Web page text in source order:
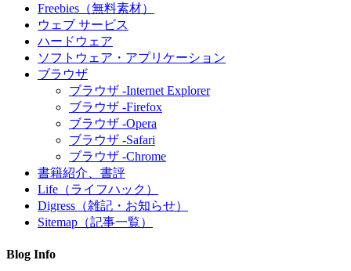
Freebies（無料素材）
ウェブ サービス
ハードウェア
ソフトウェア・アプリケーション
ブラウザ
ブラウザ -Internet Explorer
ブラウザ -Firefox
ブラウザ -Opera
ブラウザ -Safari
ブラウザ -Chrome
書籍紹介、書評
Life（ライフハック）
Digress（雑記・お知らせ）
Sitemap（記事一覧）
Blog Info